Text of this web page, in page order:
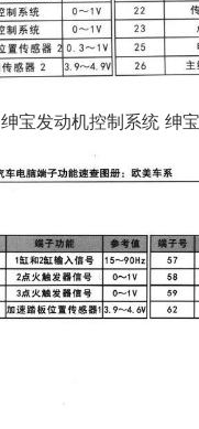
绅宝发动机控制系统 绅